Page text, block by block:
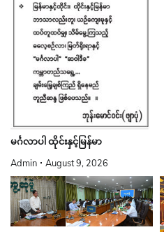
မင်္ဂလာပါ ထိုင်းနှင့်မြန်မာ
Admin August 9, 2026